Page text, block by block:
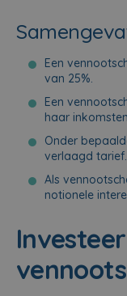
Een
van 25%.
Een
haar
Onder
verlaagd tarief.
Als
notionele